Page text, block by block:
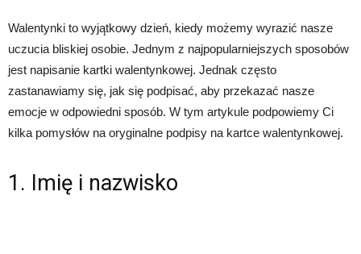
Walentynki to wyjątkowy dzień, kiedy możemy wyrazić nasze
uczucia bliskiej osobie. Jednym z najpopularniejszych sposobów
jest napisanie kartki walentynkowej. Jednak często
zastanawiamy się, jak się podpisać, aby przekazać nasze
emocje w odpowiedni sposób. W tym artykule podpowiemy Ci
kilka pomysłów na oryginalne podpisy na kartce walentynkowej.
1. Imię i nazwisko